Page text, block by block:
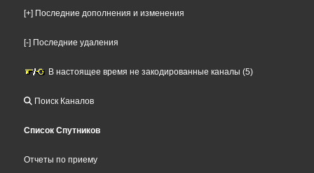
[+] Последние дополнения и изменения
[-] Последние удаления
В настоящее время не закодированные каналы (5)
Поиск Каналов
Список Спутников
Отчеты по приему